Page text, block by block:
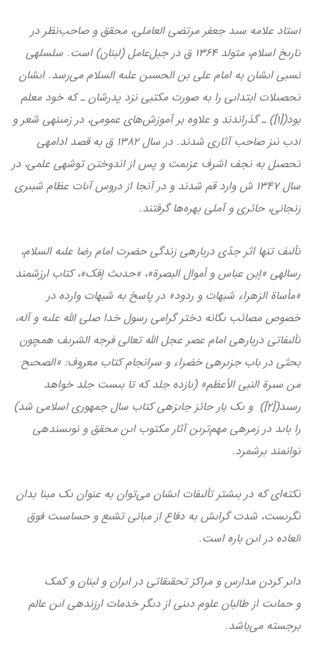
استاد علامه سىد جعفر‌ مرتضى العاملى، محقق و صاحب‌نظر در
تارىخ اسلام، متولد 1364 ق در جبل‌عامل (لبنان) است. سلسله­ى
نسبى اىشان به امام على بن الحسىن علىه ‌السلام مى‌رسد. اىشان
تحصىلات ابتداىى را به صورت مكتبى نزد پدرشان ـ كه خود معلم
بود([1]) ـ گذراندند و علاوه بر آموزش‌هاى عمومى، در زمىنه­ى شعر و
ادب نىز صاحب آثارى شدند. در سال 1382 ق به قصد ادامه­ى
تحصىل به نجف اشرف عزىمت و پس از اندوختن توشه­ى علمى، در
سال 1347 ش وارد قم شدند و در آنجا از دروس آىات عظام شبىرى
زنجانى، حائرى و آملى بهره‌ها گرفتند.
تألىف تنها اثر جدّى درباره­ى زندگى حضرت امام رضا علىه السلام،
رساله­ى «إبن عباس و أموال البصرة»، «حدىث إفك»، كتاب ارزشمند
«مأساة الزهراء شبهات و ردود» در پاسخ به شبهات وارده در
خصوص مصائب ىگانه دختر گرامى رسول خدا صلى الله علىه و آله،
تألىفاتى درباره­ى امام عصر عجل الله تعالى فرجه الشرىف هم­چون
بحثى در باب جزىره­ى خضراء و سرانجام كتاب معروف: «الصحىح
من سىرة النبي الأعظم» (ىازده جلد كه تا بىست جلد خواهد
رسىد([2]) و ىك بار حائز جاىزه­ى كتاب سال جمهورى اسلامى شد)
را باىد در زمره­ى مهم‌ترىن آثار مكتوب اىن محقق و نوىسند­ه­ى
توانمند برشمرد.
نكته‌اى كه در بىشتر تألىفات اىشان مى‌توان به عنوان ىك مبنا بدان
نگرىست، شدت گراىش به دفاع از مبانى تشىع و حساسىت فوق
العاده در اىن باره است.
داىر كردن مدارس و مراكز تحقىقاتى در اىران و لبنان و كمك
و حماىت از طالبان علوم دىنى از دىگر خدمات ارزنده­ى اىن عالم
برجسته مى‌باشد.